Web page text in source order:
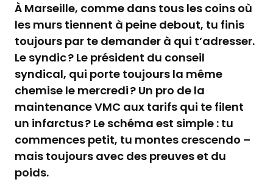
À Marseille, comme dans tous les coins où
les murs tiennent à peine debout, tu finis
toujours par te demander à qui t’adresser.
Le syndic ? Le président du conseil
syndical, qui porte toujours la même
chemise le mercredi ? Un pro de la
maintenance VMC aux tarifs qui te filent
un infarctus ? Le schéma est simple : tu
commences petit, tu montes crescendo –
mais toujours avec des preuves et du
poids.